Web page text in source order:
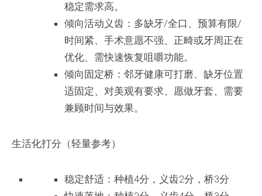
稳定需求高。
倾向活动义齿：多缺牙/全口、预算有限/
时间紧、手术意愿不强、正畸或牙周正在
优化、需快速恢复咀嚼功能。
倾向固定桥：邻牙健康可打磨、缺牙位置
适固定、对美观有要求、愿做牙套、需要
兼顾时间与效果。
生活化打分（轻量参考）
稳定舒适：种植4分，义齿2分，桥3分